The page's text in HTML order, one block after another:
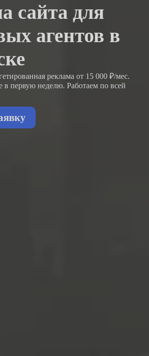
сайта для
агентов в
реклама от 15 000 ₽/мес.
в первую неделю. Работаем по всей